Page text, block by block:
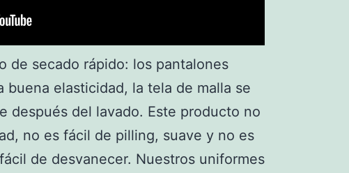
de secado rápido: los pantalones
elasticidad, la tela de malla se
después del lavado. Este producto no
no es fácil de pilling, suave y no es
de desvanecer. Nuestros uniformes